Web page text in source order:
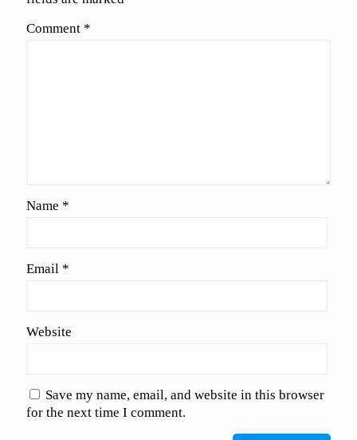
Comment *
Name *
Email *
Website
Save my name, email, and website in this browser
for the next time I comment.